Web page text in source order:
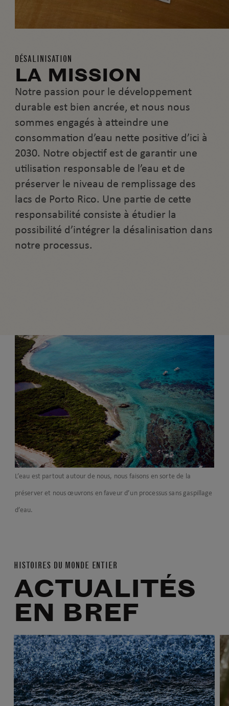
DÉSALINISATION
LA MISSION
Notre passion pour le développement
durable est bien ancrée, et nous nous
sommes engagés à atteindre une
consommation d’eau nette positive d’ici à
2030. Notre objectif est de garantir une
utilisation responsable de l’eau et de
préserver le niveau de remplissage des
lacs de Porto Rico. Une partie de cette
responsabilité consiste à étudier la
possibilité d’intégrer la désalinisation dans
notre processus.
L’eau est partout autour de nous, nous faisons en sorte de la
préserver et nous œuvrons en faveur d’un processus sans gaspillage
d’eau.
HISTOIRES DU MONDE ENTIER
ACTUALITÉS
EN BREF